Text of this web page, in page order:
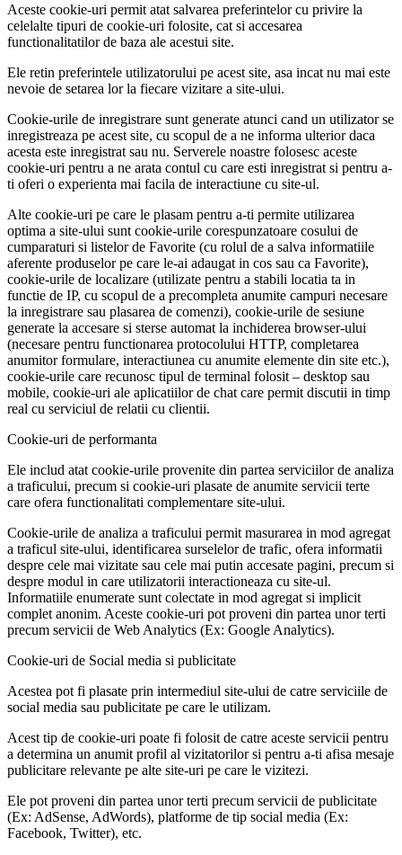
Aceste cookie-uri permit atat salvarea preferintelor cu privire la
celelalte tipuri de cookie-uri folosite, cat si accesarea
functionalitatilor de baza ale acestui site.
Ele retin preferintele utilizatorului pe acest site, asa incat nu mai este
nevoie de setarea lor la fiecare vizitare a site-ului.
Cookie-urile de inregistrare sunt generate atunci cand un utilizator se
inregistreaza pe acest site, cu scopul de a ne informa ulterior daca
acesta este inregistrat sau nu. Serverele noastre folosesc aceste
cookie-uri pentru a ne arata contul cu care esti inregistrat si pentru a-
ti oferi o experienta mai facila de interactiune cu site-ul.
Alte cookie-uri pe care le plasam pentru a-ti permite utilizarea
optima a site-ului sunt cookie-urile corespunzatoare cosului de
cumparaturi si listelor de Favorite (cu rolul de a salva informatiile
aferente produselor pe care le-ai adaugat in cos sau ca Favorite),
cookie-urile de localizare (utilizate pentru a stabili locatia ta in
functie de IP, cu scopul de a precompleta anumite campuri necesare
la inregistrare sau plasarea de comenzi), cookie-urile de sesiune
generate la accesare si sterse automat la inchiderea browser-ului
(necesare pentru functionarea protocolului HTTP, completarea
anumitor formulare, interactiunea cu anumite elemente din site etc.),
cookie-urile care recunosc tipul de terminal folosit – desktop sau
mobile, cookie-uri ale aplicatiilor de chat care permit discutii in timp
real cu serviciul de relatii cu clientii.
Cookie-uri de performanta
Ele includ atat cookie-urile provenite din partea serviciilor de analiza
a traficului, precum si cookie-uri plasate de anumite servicii terte
care ofera functionalitati complementare site-ului.
Cookie-urile de analiza a traficului permit masurarea in mod agregat
a traficul site-ului, identificarea surselelor de trafic, ofera informatii
despre cele mai vizitate sau cele mai putin accesate pagini, precum si
despre modul in care utilizatorii interactioneaza cu site-ul.
Informatiile enumerate sunt colectate in mod agregat si implicit
complet anonim. Aceste cookie-uri pot proveni din partea unor terti
precum servicii de Web Analytics (Ex: Google Analytics).
Cookie-uri de Social media si publicitate
Acestea pot fi plasate prin intermediul site-ului de catre serviciile de
social media sau publicitate pe care le utilizam.
Acest tip de cookie-uri poate fi folosit de catre aceste servicii pentru
a determina un anumit profil al vizitatorilor si pentru a-ti afisa mesaje
publicitare relevante pe alte site-uri pe care le vizitezi.
Ele pot proveni din partea unor terti precum servicii de publicitate
(Ex: AdSense, AdWords), platforme de tip social media (Ex:
Facebook, Twitter), etc.